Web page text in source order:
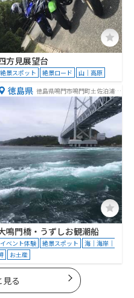
方見展望台
絶景スポット 絶景ロード 山｜高原
徳島県 徳島県鳴門市鳴門町土佐泊浦大
鳴門橋・うずしお観潮船
イベント体験 絶景スポット
海｜海岸｜
お土産
見る